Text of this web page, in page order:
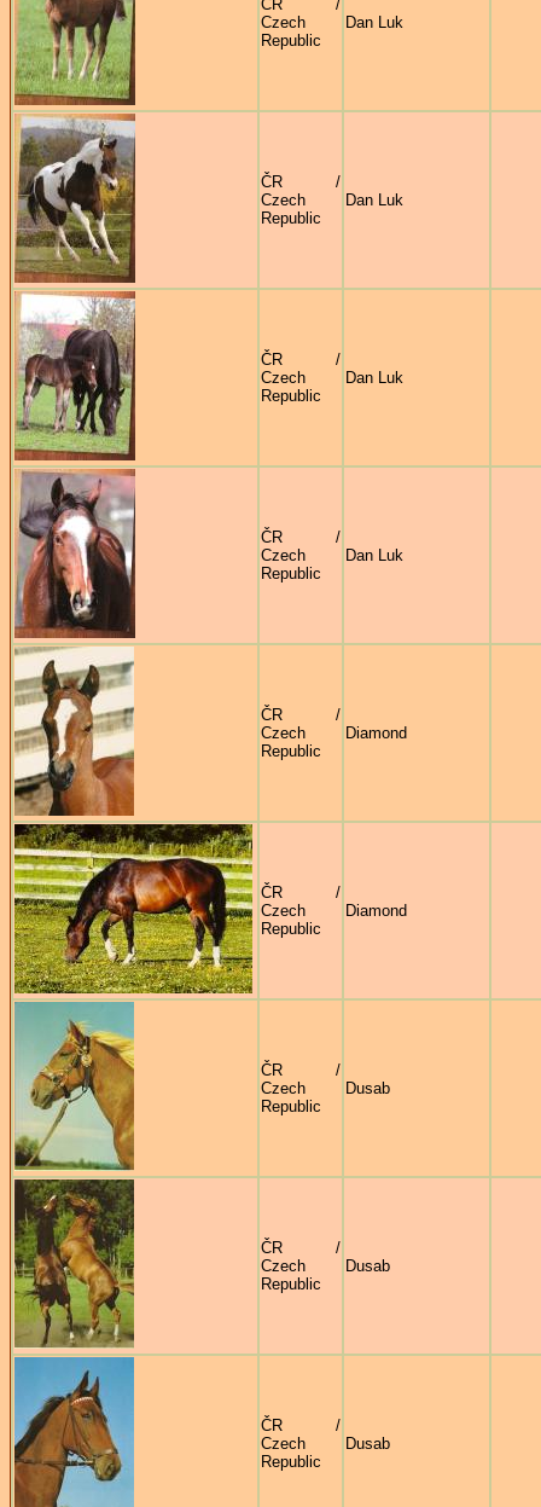
ČR /
Czech
Republic
Dan Luk
ČR /
Czech
Republic
Dan Luk
ČR /
Czech
Republic
Dan Luk
ČR /
Czech
Republic
Dan Luk
ČR /
Czech
Republic
Diamond
ČR /
Czech
Republic
Diamond
ČR /
Czech
Republic
Dusab
ČR /
Czech
Republic
Dusab
ČR /
Czech
Republic
Dusab